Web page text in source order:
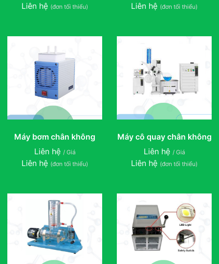
Liên hệ (đơn tối thiểu) Liên hệ (đơn tối thiểu)
Máy bơm chân không
Liên hệ / Giá
Liên hệ (đơn tối thiểu)
Máy cô quay chân không
Liên hệ / Giá
Liên hệ (đơn tối thiểu)